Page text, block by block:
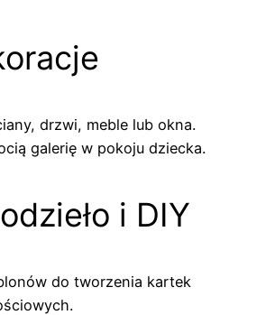
drzwi, meble lub okna.
galerię w pokoju dziecka.
i DIY
do tworzenia kartek